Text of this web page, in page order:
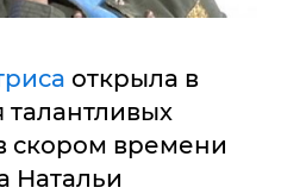
открыла в
скором времени
Натальи